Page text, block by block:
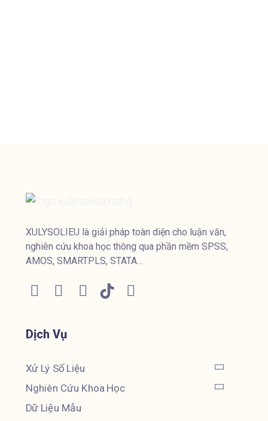
XULYSOLIEU là giải pháp toàn diện cho luận văn,
nghiên cứu khoa học thông qua phần mềm SPSS,
AMOS, SMARTPLS, STATA…
Dịch Vụ
Xử Lý Số Liệu
Nghiên Cứu Khoa Học
Dữ Liệu Mẫu